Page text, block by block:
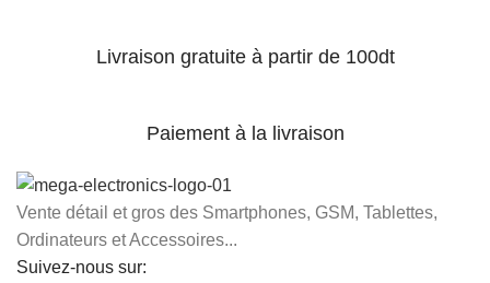
Livraison gratuite à partir de 100dt
Paiement à la livraison
Vente détail et gros des Smartphones, GSM, Tablettes,
Ordinateurs et Accessoires...
Suivez-nous sur: